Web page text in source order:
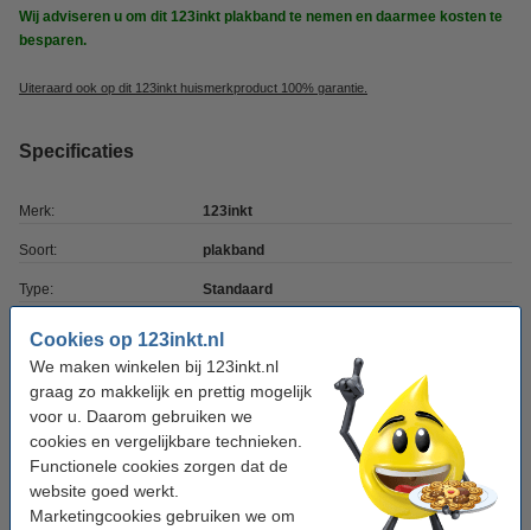
Cookies op 123inkt.nl
We maken winkelen bij 123inkt.nl
graag zo makkelijk en prettig mogelijk
voor u. Daarom gebruiken we
cookies en vergelijkbare technieken.
Functionele cookies zorgen dat de
website goed werkt.
Marketingcookies gebruiken we om
Wij adviseren u om dit 123inkt plakband te nemen en daarmee kosten te
besparen.
Uiteraard ook op dit 123inkt huismerkproduct 100% garantie.
Specificaties
Merk: 123inkt
Soort: plakband
Type: Standaard
Rollengte: 33 mm
Rolbreedte: 19 m
Kerndiameter: klein
Kleur: transparant
Aantal: